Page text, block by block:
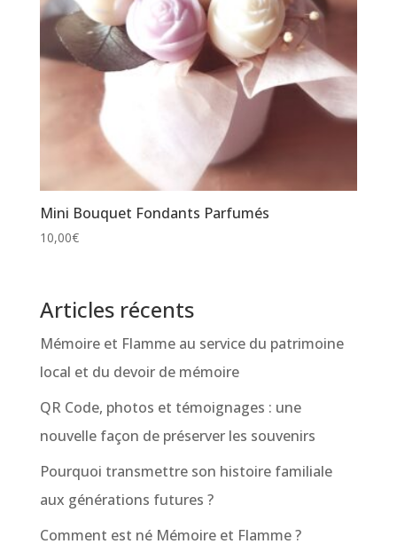
Mini Bouquet Fondants Parfumés
10,00€
Articles récents
Mémoire et Flamme au service du patrimoine
local et du devoir de mémoire
QR Code, photos et témoignages : une
nouvelle façon de préserver les souvenirs
Pourquoi transmettre son histoire familiale
aux générations futures ?
Comment est né Mémoire et Flamme ?